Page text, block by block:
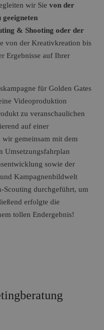
wir Sie von der
& Shooting oder der
von der Kreativkreation bis
Ergebnisse auf Ihrer
für Golden Gates
Videoproduktion
zu veranschaulichen
auf einer
gemeinsam mit dem
Umsetzungsfahrplan
sowie der
Kampagnenbildwelt
Scouting durchgeführt, um
erfolgte die
tollen Endergebnis!